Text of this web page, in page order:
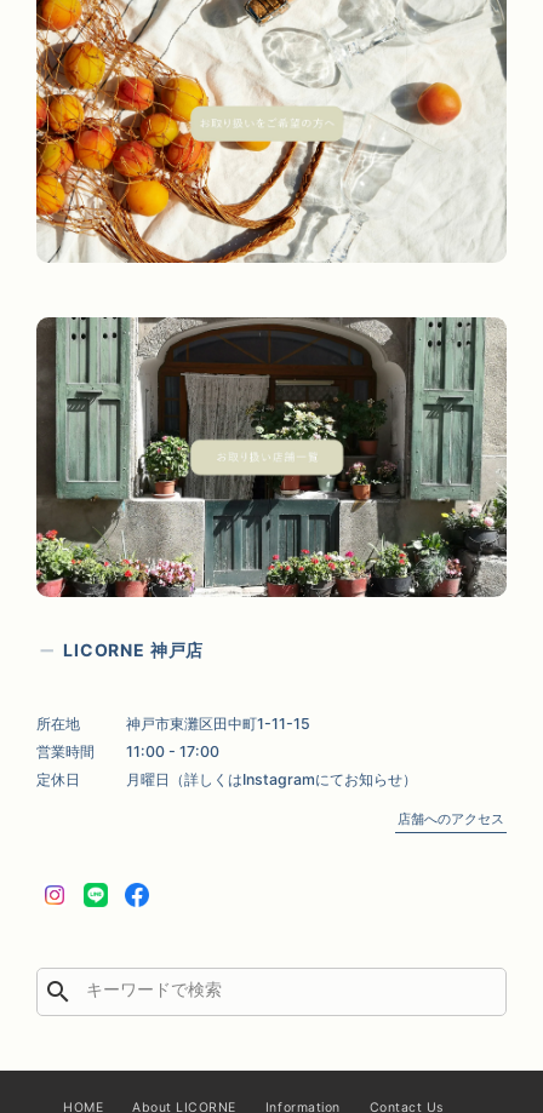
LICORNE 神戸店
所在地
神戸市東灘区田中町1-11-15
営業時間
11:00 - 17:00
定休日
月曜日（詳しくはInstagramにてお知らせ）
店舗へのアクセス
search
HOME About LICORNE Information Contact Us